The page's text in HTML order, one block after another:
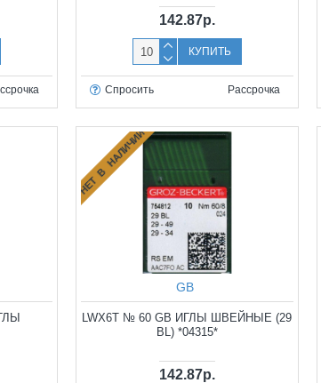
142.87р.
КУПИТЬ
Спросить Рассрочка
НЕТ В НАЛИЧИИ
GB
LWX6T № 60 GB ИГЛЫ ШВЕЙНЫЕ (29
BL) *04315*
142.87р.